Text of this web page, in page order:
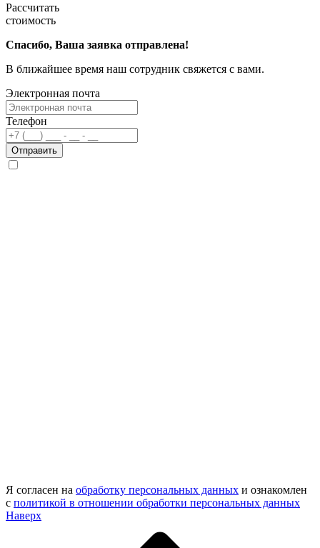
Рассчитать
стоимость
Спасибо, Ваша заявка отправлена!
В ближайшее время наш сотрудник свяжется с вами.
Электронная почта
Телефон
Отправить
Я согласен на обработку персональных данных и ознакомлен
с политикой в отношении обработки персональных данных
Наверх